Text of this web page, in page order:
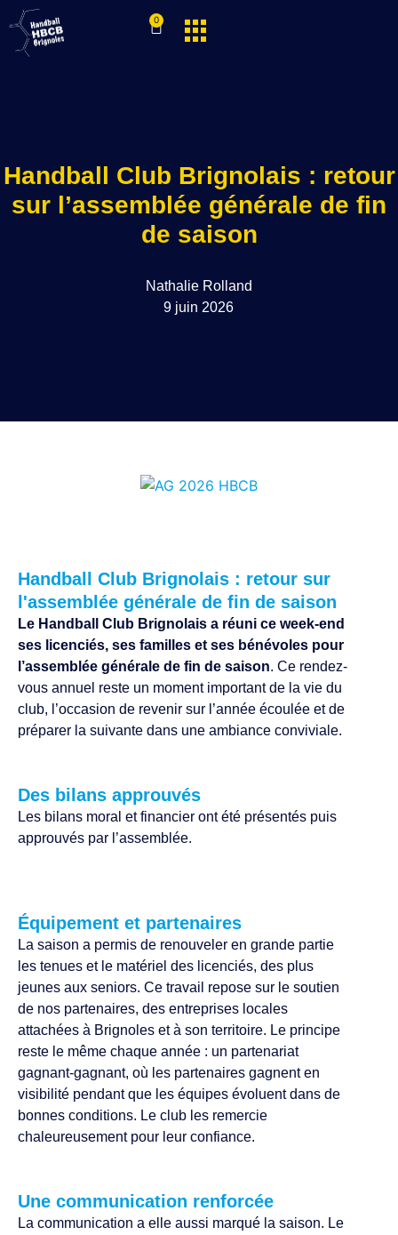
0
Handball Club Brignolais : retour
sur l’assemblée générale de fin
de saison
Nathalie Rolland
9 juin 2026
Handball Club Brignolais : retour sur
l'assemblée générale de fin de saison
Le Handball Club Brignolais a réuni ce week-end
ses licenciés, ses familles et ses bénévoles pour
l’assemblée générale de fin de saison. Ce rendez-
vous annuel reste un moment important de la vie du
club, l’occasion de revenir sur l’année écoulée et de
préparer la suivante dans une ambiance conviviale.
Des bilans approuvés
Les bilans moral et financier ont été présentés puis
approuvés par l’assemblée.
Équipement et partenaires
La saison a permis de renouveler en grande partie
les tenues et le matériel des licenciés, des plus
jeunes aux seniors. Ce travail repose sur le soutien
de nos partenaires, des entreprises locales
attachées à Brignoles et à son territoire. Le principe
reste le même chaque année : un partenariat
gagnant-gagnant, où les partenaires gagnent en
visibilité pendant que les équipes évoluent dans de
bonnes conditions. Le club les remercie
chaleureusement pour leur confiance.
Une communication renforcée
La communication a elle aussi marqué la saison. Le